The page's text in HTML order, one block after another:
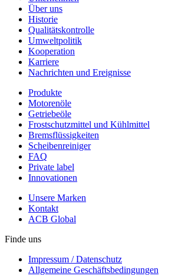
Über uns
Historie
Qualitätskontrolle
Umweltpolitik
Kooperation
Karriere
Nachrichten und Ereignisse
Produkte
Motorenöle
Getriebeöle
Frostschutzmittel und Kühlmittel
Bremsflüssigkeiten
Scheibenreiniger
FAQ
Private label
Innovationen
Unsere Marken
Kontakt
ACB Global
Finde uns
Impressum / Datenschutz
Allgemeine Geschäftsbedingungen